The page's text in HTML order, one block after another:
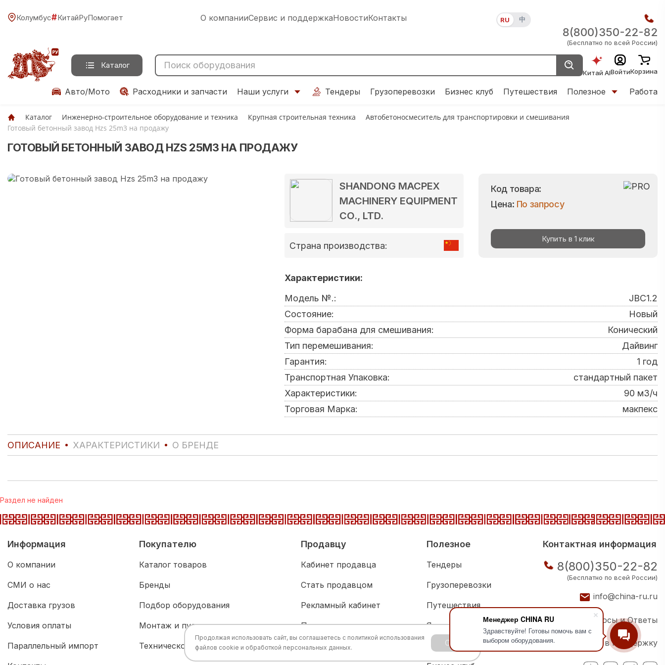
Менеджер CHINA RU
Здравствуйте! Готовы помочь вам с
выбором оборудования.
Колумбус#КитайРуПомогает О компанииСервис и поддержкаНовостиКонтакты RU 中
8(800)350-22-82
(Бесплатно по всей России)
Каталог
Китай AIВойтиКорзина
Авто/Мото Расходники и запчасти Наши услуги Тендеры Грузоперевозки Бизнес клуб Путешествия Полезное Работа
Каталог Инженерно-строительное оборудование и техника Крупная строительная техника
Автобетоносмеситель для транспортировки и смешивания
Готовый бетонный завод Hzs 25m3 на продажу
ГОТОВЫЙ БЕТОННЫЙ ЗАВОД HZS 25M3 НА ПРОДАЖУ
SHANDONG MACPEX
MACHINERY EQUIPMENT
CO., LTD.
Страна производства:
Код товара:
Цена: По запросу
Купить в 1 клик
Характеристики:
Модель №.:
JBC1.2
Состояние:
Новый
Форма барабана для смешивания:
Конический
Тип перемешивания:
Дайвинг
Гарантия:
1 год
Транспортная Упаковка:
стандартный пакет
Характеристики:
90 м3/ч
Торговая Марка:
макпекс
ОПИСАНИЕ ХАРАКТЕРИСТИКИ О БРЕНДЕ
Раздел не найден
Информация
О компании
СМИ о нас
Доставка грузов
Условия оплаты
Параллельный импорт
Покупателю
Каталог товаров
Бренды
Подбор оборудования
Монтаж и пусконаладка
Техническое обслуживание
Продавцу
Кабинет продавца
Стать продавцом
Рекламный кабинет
Партнерам
Полезное
Тендеры
Грузоперевозки
Путешествия
Языковая школа
Акции компаний
Контактная информация
8(800)350-22-82
(Бесплатно по всей России)
info@china-ru.ru
Вопросы и Ответы
Написать в поддержку
Продолжая использовать сайт, вы соглашаетесь с политикой использования
файлов cookie и обработкой персональных данных.
OK